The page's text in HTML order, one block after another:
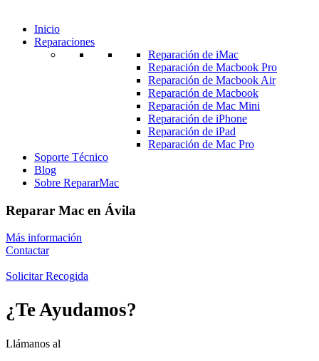
Inicio
Reparaciones
Reparación de iMac
Reparación de Macbook Pro
Reparación de Macbook Air
Reparación de Macbook
Reparación de Mac Mini
Reparación de iPhone
Reparación de iPad
Reparación de Mac Pro
Soporte Técnico
Blog
Sobre RepararMac
Reparar Mac en Ávila
Más información
Contactar
Solicitar Recogida
¿Te Ayudamos?
Llámanos al